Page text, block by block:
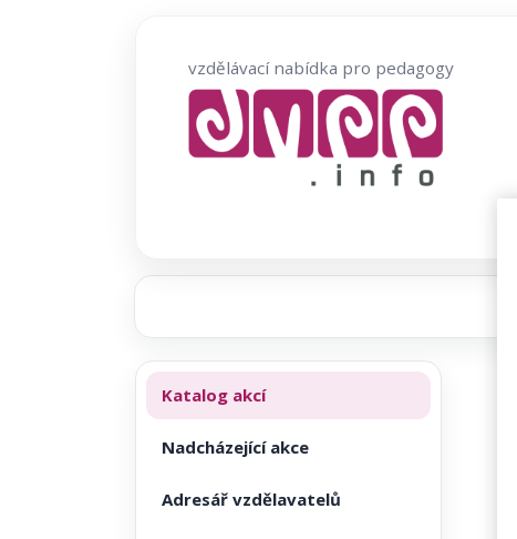
vzdělávací nabídka pro pedagogy
Katalog akcí
Nadcházející akce
Adresář vzdělavatelů